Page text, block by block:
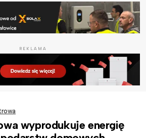
REKLAMA
wyprodukuje energię